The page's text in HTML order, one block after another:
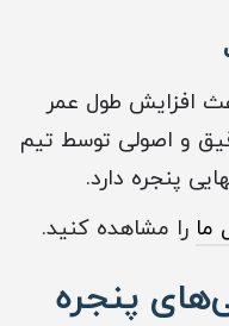
افزایش طول عمر
و اصولی توسط تیم
پنجره دارد.
ما را مشاهده کنید.
پنجره